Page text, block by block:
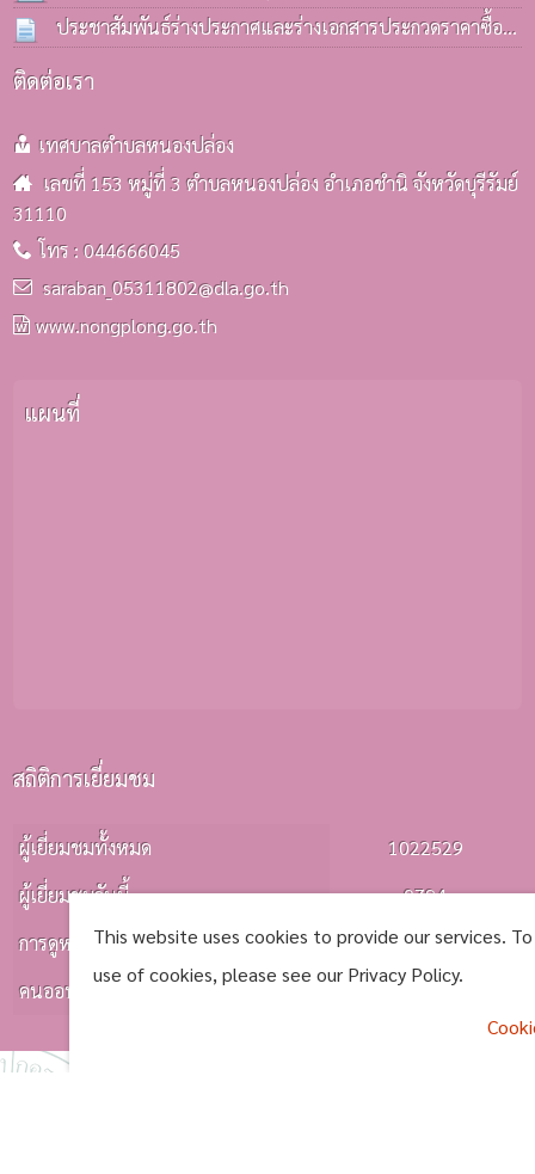
มิ.ย. 2569
ประชาสัมพันธ์ร่างประกาศและร่างเอกสารประกวดราคาซื้อ
รถบรรทุก(ดีเซล) ประจำกองคลังฯ
ติดต่อเรา
เทศบาลตำบลหนองปล่อง
เลขที่ 153 หมู่ที่ 3 ตำบลหนองปล่อง อำเภอชำนิ จังหวัดบุรีรัมย์
31110
โทร : 044666045
saraban_05311802@dla.go.th
www.nongplong.go.th
แผนที่
สถิติการเยี่ยมชม
ผู้เยี่ยมชมทั้งหมด
1022529
ผู้เยี่ยมชมวันนี้
0794
การดูหน้าเว็บ
0881
คนออนไลน์
This website uses cookies to provide our services.
use of cookies, please see our Privacy Policy.